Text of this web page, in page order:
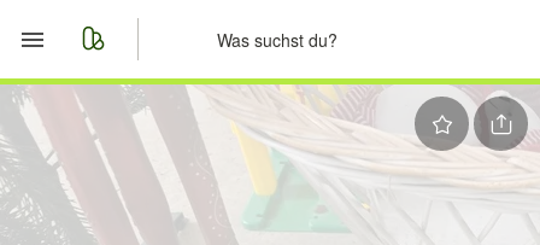
Start
Merkliste
Nachrichten